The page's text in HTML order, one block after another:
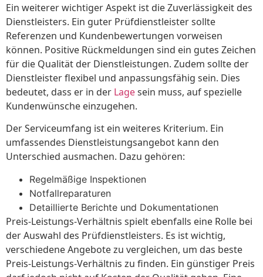
Ein weiterer wichtiger Aspekt ist die Zuverlässigkeit des
Dienstleisters. Ein guter Prüfdienstleister sollte
Referenzen und Kundenbewertungen vorweisen
können. Positive Rückmeldungen sind ein gutes Zeichen
für die Qualität der Dienstleistungen. Zudem sollte der
Dienstleister flexibel und anpassungsfähig sein. Dies
bedeutet, dass er in der Lagesein muss, auf spezielle
Kundenwünsche einzugehen.
Der Serviceumfang ist ein weiteres Kriterium. Ein
umfassendes Dienstleistungsangebot kann den
Unterschied ausmachen. Dazu gehören:
Regelmäßige Inspektionen
Notfallreparaturen
Detaillierte Berichte und Dokumentationen
Preis-Leistungs-Verhältnis spielt ebenfalls eine Rolle bei
der Auswahl des Prüfdienstleisters. Es ist wichtig,
verschiedene Angebote zu vergleichen, um das beste
Preis-Leistungs-Verhältnis zu finden. Ein günstiger Preis